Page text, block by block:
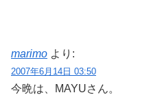
marimo より:
2007年6月14日 03:50
今晩は、MAYUさん。